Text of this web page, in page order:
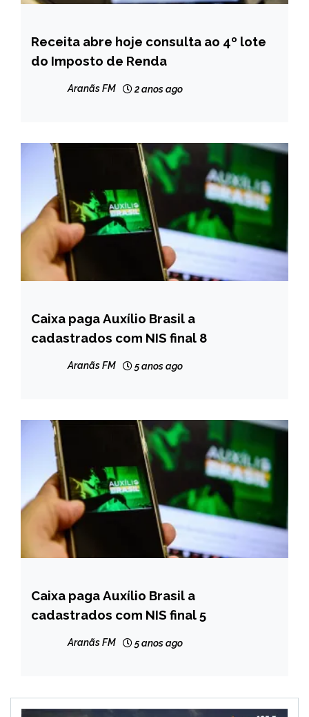
BRASIL
NOTÍCIAS
Receita abre hoje consulta ao 4º lote
do Imposto de Renda
Aranãs FM 2 anos ago
BRASIL
NOTÍCIAS
Caixa paga Auxílio Brasil a
cadastrados com NIS final 8
Aranãs FM 5 anos ago
BRASIL
NOTÍCIAS
Caixa paga Auxílio Brasil a
cadastrados com NIS final 5
Aranãs FM 5 anos ago